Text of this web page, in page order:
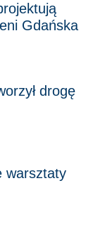
Gdańska
drogę
warsztaty